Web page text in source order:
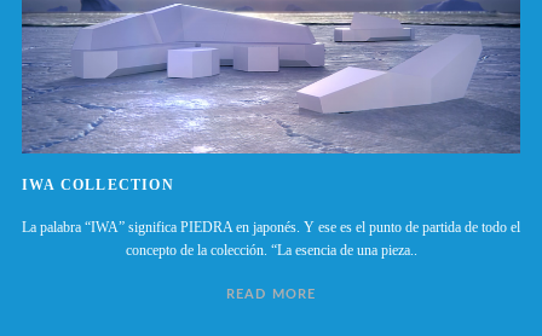
IWA COLLECTION
La palabra “IWA” significa PIEDRA en japonés. Y ese es el punto de partida de todo el
concepto de la colección. “La esencia de una pieza..
READ MORE